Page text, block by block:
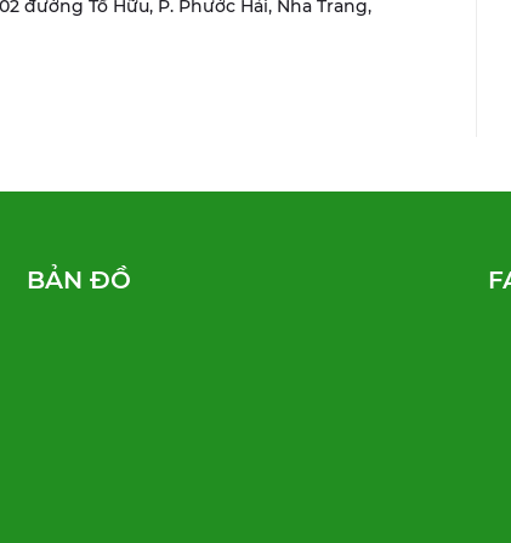
đường Tố Hữu, P. Phước Hải, Nha Trang,
BẢN ĐỒ